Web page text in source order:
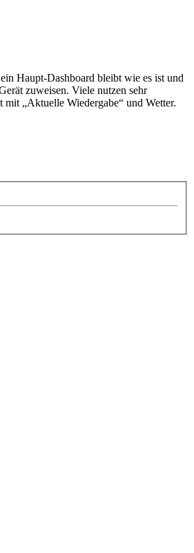
Haupt-Dashboard bleibt wie es ist und
zuweisen. Viele nutzen sehr
„Aktuelle Wiedergabe“ und Wetter.